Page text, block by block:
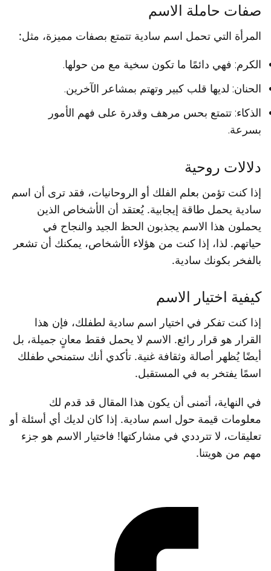
صفات حاملة الاسم
المرأة التي تحمل اسم سادية تتمتع بصفات مميزة، مثل:
الكرم: فهي دائمًا ما تكون سخية مع من حولها.
الحنان: لديها قلب كبير وتهتم بمشاعر الآخرين.
الذكاء: تتمتع بحس مرهف وقدرة على فهم الأمور
بسرعة.
دلالات روحية
إذا كنت تؤمن بعلم الفلك أو الروحانيات، فقد ترى أن اسم
سادية يحمل طاقة إيجابية. يُعتقد أن الأشخاص الذين
يحملون هذا الاسم يجذبون الحظ الجيد والنجاح في
حياتهم. لذا، إذا كنت من هؤلاء الأشخاص، يمكنك أن تشعر
بالفخر بكونك سادية.
كيفية اختيار الاسم
إذا كنت تفكر في اختيار اسم سادية لطفلك، فإن هذا
القرار هو قرار رائع. الاسم لا يحمل فقط معانٍ جميلة، بل
أيضًا يُظهر أصالة وثقافة غنية. تأكدي أنك ستمنحي طفلك
اسمًا يفتخر به في المستقبل.
في النهاية، أتمنى أن يكون هذا المقال قد قدم لك
معلومات قيمة حول اسم سادية. إذا كان لديك أي أسئلة أو
تعليقات، لا تترددي في مشاركتها! فاختيار الاسم هو جزء
مهم من هويتنا.